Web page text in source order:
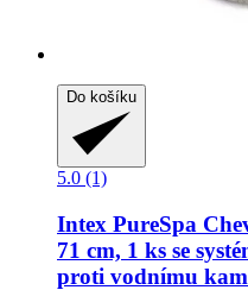
Do košíku
5.0 (1)
Intex PureSpa
71 cm, 1 ks se
proti vodnímu